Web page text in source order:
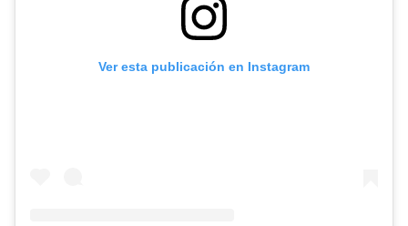
Ver esta publicación en Instagram